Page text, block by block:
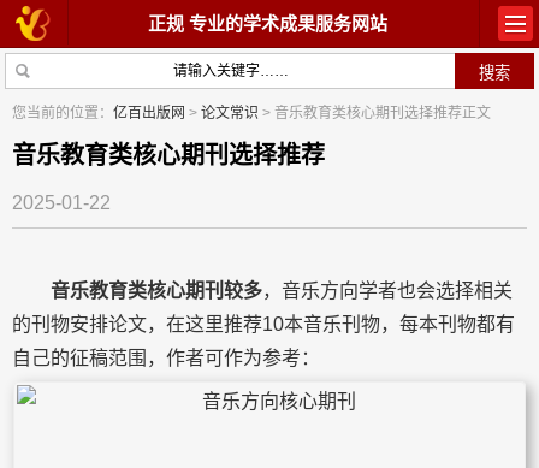
正规 专业的学术成果服务网站
学术著作
在线咨询 关于我们
您当前的位置： 亿百出版网 > 论文常识 > 音乐教育类核心期刊选择推荐正文
音乐教育类核心期刊选择推荐
2025-01-22
音乐教育类核心期刊较多，音乐方向学者也会选择相关
的刊物安排论文，在这里推荐10本音乐刊物，每本刊物都有
自己的征稿范围，作者可作为参考：